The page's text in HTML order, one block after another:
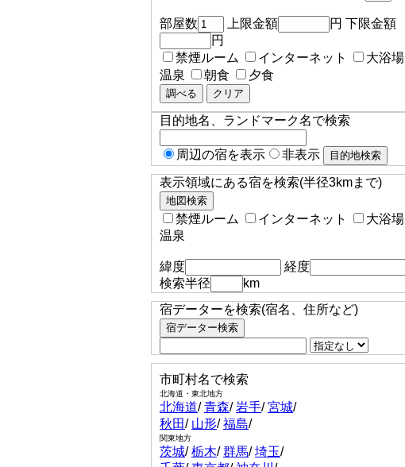
部屋数 上限金額
円 下限金額
円
禁煙ルーム
インターネット
大浴場
温泉
朝食 夕食
目的地名、ランドマーク名で検索
周辺の宿を表示 非表示
表示領域にある宿を検索(半径3kmまで)
禁煙ルーム インターネット
大浴場
温泉
緯度
経度
検索半径
km
宿データーを検索(宿名、住所など)
市町村名で検索
北海道・東北地方
北海道/青森/岩手/宮城/
秋田/ 山形/福島/
関東地方
茨城/栃木/群馬/埼玉/